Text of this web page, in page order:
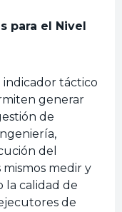
para el Nivel
indicador táctico
generar
de
del
medir y
la calidad de
de